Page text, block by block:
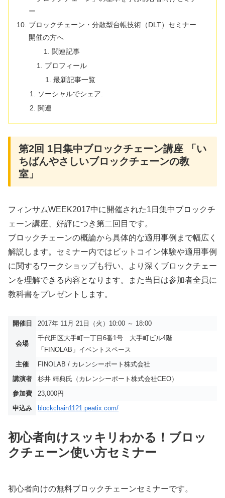
ー
ブロックチェーン・分散型台帳技術（DLT）セミナー
開催の方へ
関連記事
プロフィール
最新記事一覧
ソーシャルでシェア:
関連
第2回 1日集中ブロックチェーン講座 「い
ちばんやさしいブロックチェーンの教
室」
フィンサムWEEK2017中に開催された1日集中ブロックチ
ェーン講座、好評につき第二回目です。
ブロックチェーンの概論から具体的な適用事例まで幅広く
解説します。セミナー内ではビットコイン体験や適用事例
に関するワークショップも行い、より深くブロックチェー
ンを理解できる内容となります。また当日は参加者全員に
教科書をプレゼントします。
開催日 2017年 11月 21日（火）10:00 ～ 18:00
会場
千代田区大手町一丁目6番1号 大手町ビル4階
「FINOLAB」イベントスペース
主催
FINOLAB / カレンシーポート株式会社
講演者
杉井 靖典氏（カレンシーポート株式会社CEO）
参加費
23,000円
申込み
blockchain1121.peatix.com/
初心者向けスッキリわかる！ブロッ
クチェーン使い方セミナー
初心者向けの無料ブロックチェーンセミナーです。